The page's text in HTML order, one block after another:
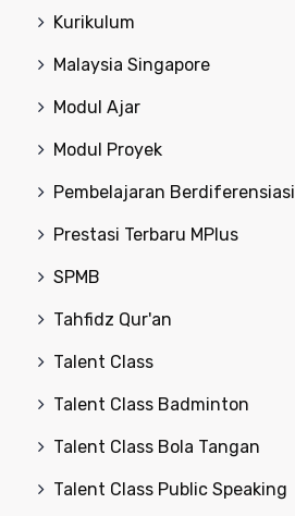
Kurikulum
Malaysia Singapore
Modul Ajar
Modul Proyek
Pembelajaran Berdiferensiasi
Prestasi Terbaru MPlus
SPMB
Tahfidz Qur'an
Talent Class
Talent Class Badminton
Talent Class Bola Tangan
Talent Class Public Speaking